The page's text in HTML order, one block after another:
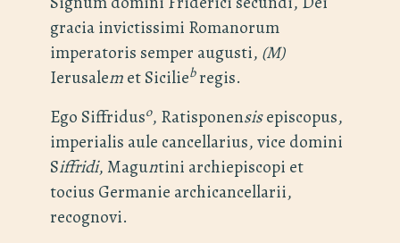
gracia invictissimi Romanorum
imperatoris semper augusti, (M)
Ierusalemet Siciliebregis.
Ego Siffriduso, Ratisponensisepiscopus,
imperialis aule cancellarius, vice domini
Siffridi, Maguntini archiepiscopi et
tocius Germanie archicancellarii,
recognovi.